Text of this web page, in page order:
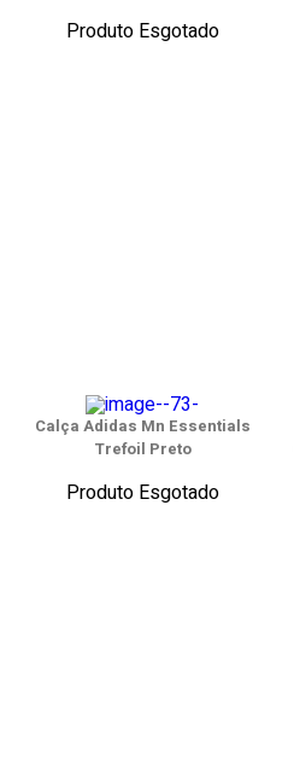
Produto Esgotado
Calça Adidas Mn Essentials
Trefoil Preto
Produto Esgotado